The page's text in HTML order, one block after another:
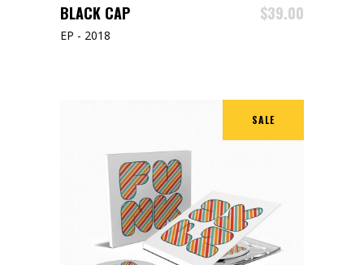
BLACK CAP $39.00
EP - 2018
SALE